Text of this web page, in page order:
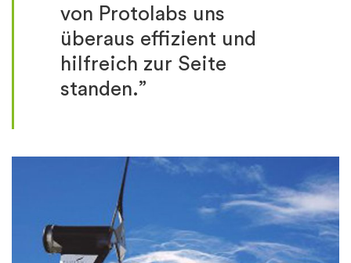
von Protolabs uns
überaus effizient und
hilfreich zur Seite
standen.”